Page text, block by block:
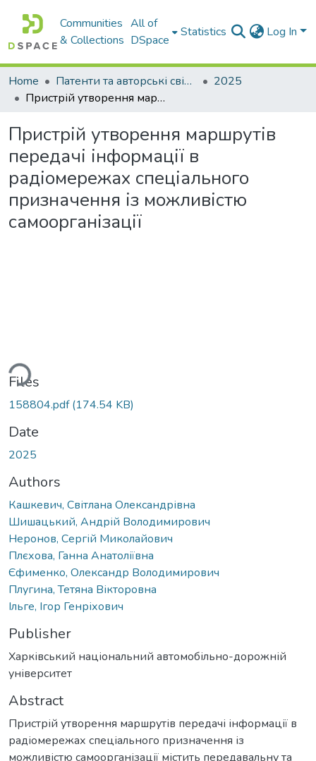
Communities
& Collections
All of
DSpace
Statistics Log In
Home Патенти та авторські свідоцтва
2025
Пристрій утворення маршрутів передачі інформації в радіомережах спеціального призначення із можливістю самоорганізації
Пристрій утворення маршрутів
передачі інформації в
радіомережах спеціального
призначення із можливістю
самоорганізації
Files
158804.pdf(174.54 KB)
Date
2025
Authors
Кашкевич, Світлана Олександрівна
Шишацький, Андрій Володимирович
Неронов, Сергій Миколайович
Плєхова, Ганна Анатоліївна
Єфименко, Олександр Володимирович
Плугина, Тетяна Вікторовна
Ільге, Ігор Генріхович
Publisher
Харківський національний автомобільно-дорожній
університет
Abstract
Пристрій утворення маршрутів передачі інформації в
радіомережах спеціального призначення із
можливістю самоорганізації містить передавальну та